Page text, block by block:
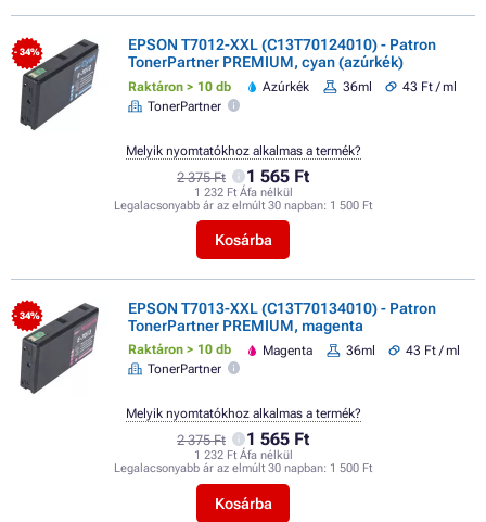
- 34%
EPSON T7012-XXL (C13T70124010) - Patron
TonerPartner PREMIUM, cyan (azúrkék)
Raktáron > 10 db Azúrkék 36ml
43 Ft / ml
TonerPartner
2 375 Ft 1 565 Ft
1 232 Ft Áfa nélkül
Legalacsonyabb ár az elmúlt 30 napban: 1 500 Ft
Kosárba
Melyik nyomtatókhoz alkalmas a termék?
- 34%
EPSON T7013-XXL (C13T70134010) - Patron
TonerPartner PREMIUM, magenta
Raktáron > 10 db Magenta 36ml
43 Ft / ml
TonerPartner
2 375 Ft 1 565 Ft
1 232 Ft Áfa nélkül
Legalacsonyabb ár az elmúlt 30 napban: 1 500 Ft
Kosárba
Melyik nyomtatókhoz alkalmas a termék?